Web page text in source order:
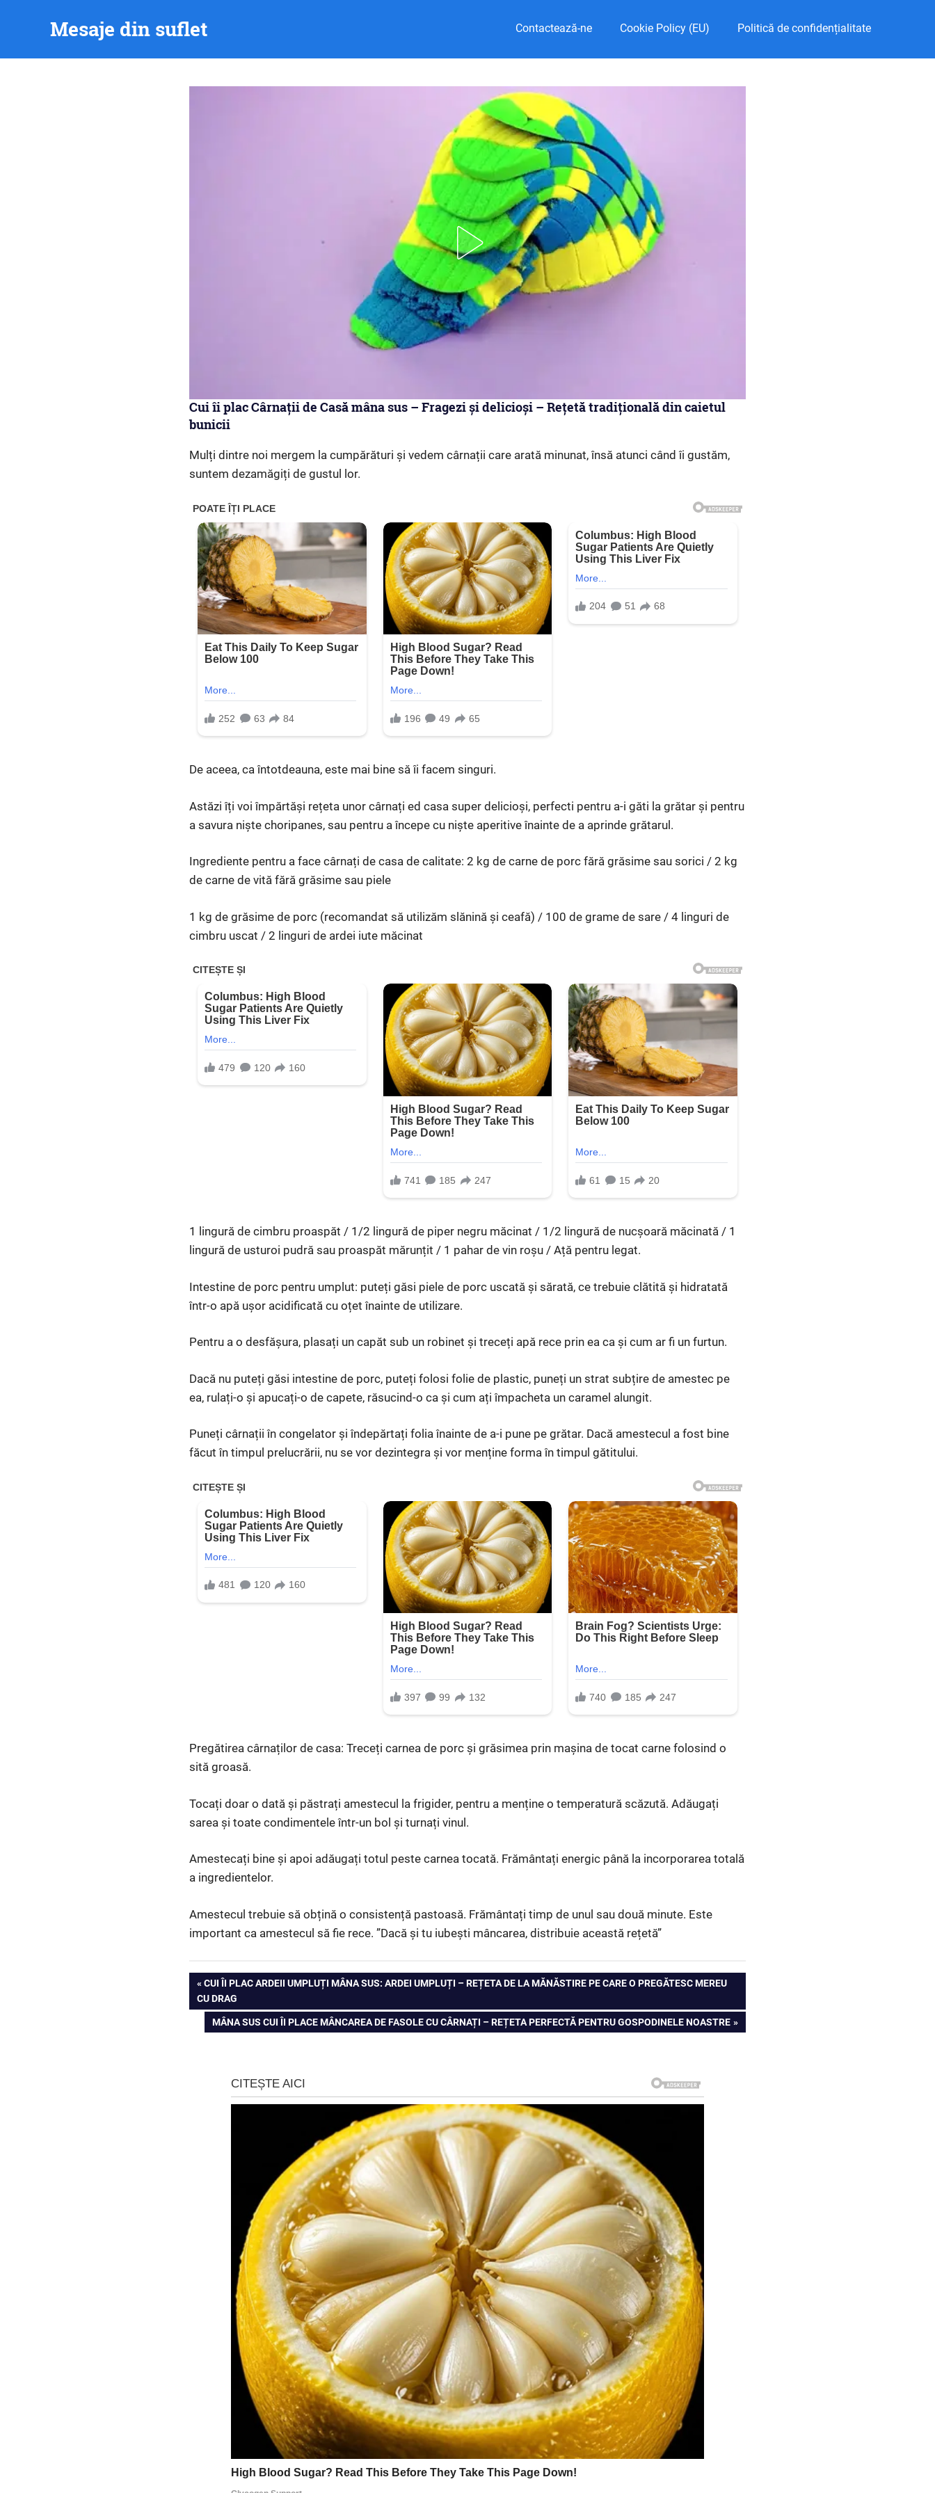
Mesaje din suflet Contactează-ne Cookie Policy (EU) Politică de confidențialitate
Cui îi plac Cârnații de Casă mâna sus – Fragezi și delicioși – Rețetă tradițională din caietul
bunicii
Mulți dintre noi mergem la cumpărături și vedem cârnații care arată minunat, însă atunci când îi gustăm,
suntem dezamăgiți de gustul lor.
De aceea, ca întotdeauna, este mai bine să îi facem singuri.
Astăzi îți voi împărtăși rețeta unor cârnați ed casa super delicioși, perfecti pentru a-i găti la grătar și pentru
a savura niște choripanes, sau pentru a începe cu niște aperitive înainte de a aprinde grătarul.
Ingrediente pentru a face cârnați de casa de calitate: 2 kg de carne de porc fără grăsime sau sorici / 2 kg
de carne de vită fără grăsime sau piele
1 kg de grăsime de porc (recomandat să utilizăm slănină și ceafă) / 100 de grame de sare / 4 linguri de
cimbru uscat / 2 linguri de ardei iute măcinat
1 lingură de cimbru proaspăt / 1/2 lingură de piper negru măcinat / 1/2 lingură de nucșoară măcinată / 1
lingură de usturoi pudră sau proaspăt mărunțit / 1 pahar de vin roșu / Ață pentru legat.
Intestine de porc pentru umplut: puteți găsi piele de porc uscată și sărată, ce trebuie clătită și hidratată
într-o apă ușor acidificată cu oțet înainte de utilizare.
Pentru a o desfășura, plasați un capăt sub un robinet și treceți apă rece prin ea ca și cum ar fi un furtun.
Dacă nu puteți găsi intestine de porc, puteți folosi folie de plastic, puneți un strat subțire de amestec pe
ea, rulați-o și apucați-o de capete, răsucind-o ca și cum ați împacheta un caramel alungit.
Puneți cârnații în congelator și îndepărtați folia înainte de a-i pune pe grătar. Dacă amestecul a fost bine
făcut în timpul prelucrării, nu se vor dezintegra și vor menține forma în timpul gătitului.
Pregătirea cârnaților de casa: Treceți carnea de porc și grăsimea prin mașina de tocat carne folosind o
sită groasă.
Tocați doar o dată și păstrați amestecul la frigider, pentru a menține o temperatură scăzută. Adăugați
sarea și toate condimentele într-un bol și turnați vinul.
Amestecați bine și apoi adăugați totul peste carnea tocată. Frământați energic până la incorporarea totală
a ingredientelor.
Amestecul trebuie să obțină o consistență pastoasă. Frământați timp de unul sau două minute. Este
important ca amestecul să fie rece. ”Dacă și tu iubești mâncarea, distribuie această rețetă”
Navigare
în
articole
PREVIOUS
POST:
CUI ÎI PLAC ARDEII UMPLUȚI MÂNA SUS: ARDEI UMPLUȚI – REȚETA DE LA MĂNĂSTIRE PE CARE O PREGĂTESC MEREU
CU DRAG
NEXT
MÂNA SUS CUI ÎI PLACE MÂNCAREA DE FASOLE CU CÂRNAȚI – REȚETA PERFECTĂ PENTRU GOSPODINELE NOASTRE